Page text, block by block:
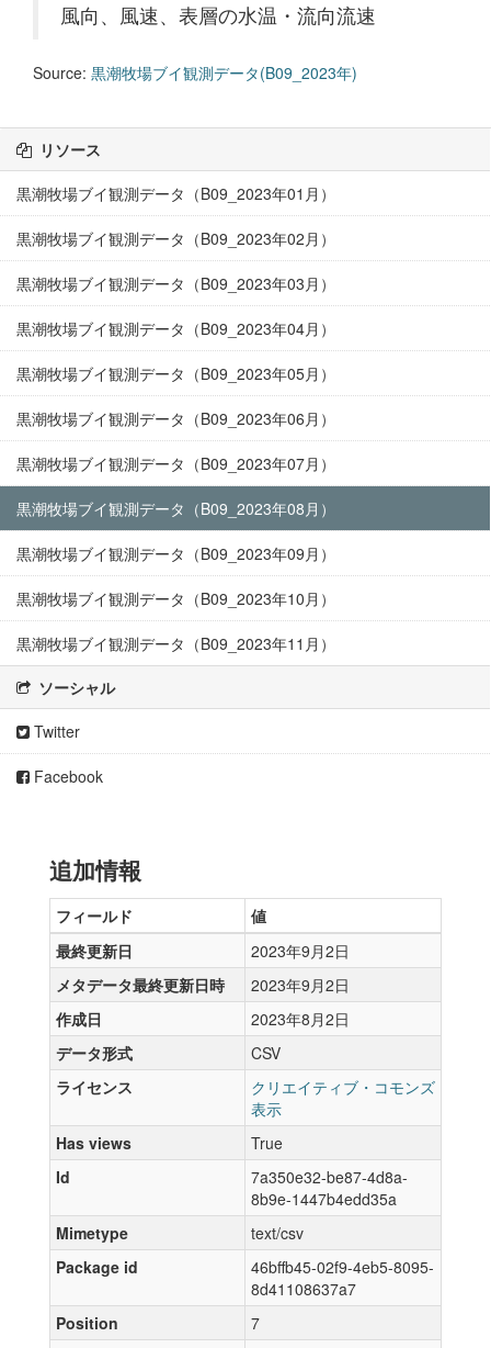
風向、風速、表層の水温・流向流速
Source: 黒潮牧場ブイ観測データ(B09_2023年)
リソース
黒潮牧場ブイ観測データ（B09_2023年01月）
黒潮牧場ブイ観測データ（B09_2023年02月）
黒潮牧場ブイ観測データ（B09_2023年03月）
黒潮牧場ブイ観測データ（B09_2023年04月）
黒潮牧場ブイ観測データ（B09_2023年05月）
黒潮牧場ブイ観測データ（B09_2023年06月）
黒潮牧場ブイ観測データ（B09_2023年07月）
黒潮牧場ブイ観測データ（B09_2023年08月）
黒潮牧場ブイ観測データ（B09_2023年09月）
黒潮牧場ブイ観測データ（B09_2023年10月）
黒潮牧場ブイ観測データ（B09_2023年11月）
ソーシャル
Twitter
Facebook
追加情報
フィールド
値
最終更新日
2023年9月2日
メタデータ最終更新日時
2023年9月2日
作成日
2023年8月2日
データ形式
CSV
ライセンス
クリエイティブ・コモンズ
表示
Has views
True
Id
7a350e32-be87-4d8a-
8b9e-1447b4edd35a
Mimetype
text/csv
Package id
46bffb45-02f9-4eb5-8095-
8d41108637a7
Position
7